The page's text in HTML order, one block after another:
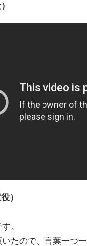
）
。
たので、言葉一つ